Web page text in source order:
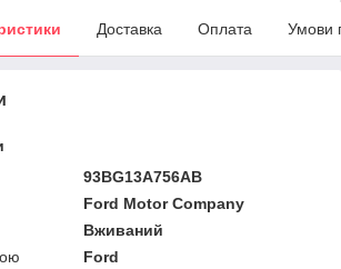
Доставка Оплата Умови
93BG13A756AB
Ford Motor Company
Вживаний
Ford